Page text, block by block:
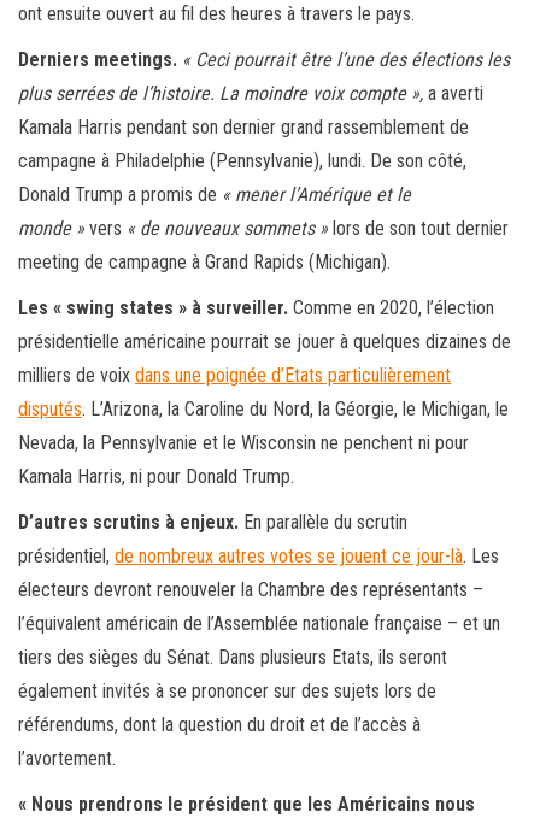
ont ensuite ouvert au fil des heures à travers le pays.
Derniers meetings. « Ceci pourrait être l’une des élections les
plus serrées de l’histoire. La moindre voix compte », a averti
Kamala Harris pendant son dernier grand rassemblement de
campagne à Philadelphie (Pennsylvanie), lundi. De son côté,
Donald Trump a promis de « mener l’Amérique et le
monde » vers « de nouveaux sommets » lors de son tout dernier
meeting de campagne à Grand Rapids (Michigan).
Les « swing states » à surveiller. Comme en 2020, l’élection
présidentielle américaine pourrait se jouer à quelques dizaines de
milliers de voix dans une poignée d’Etats particulièrement
disputés. L’Arizona, la Caroline du Nord, la Géorgie, le Michigan, le
Nevada, la Pennsylvanie et le Wisconsin ne penchent ni pour
Kamala Harris, ni pour Donald Trump.
D’autres scrutins à enjeux. En parallèle du scrutin
présidentiel, de nombreux autres votes se jouent ce jour-là. Les
électeurs devront renouveler la Chambre des représentants –
l’équivalent américain de l’Assemblée nationale française – et un
tiers des sièges du Sénat. Dans plusieurs Etats, ils seront
également invités à se prononcer sur des sujets lors de
référendums, dont la question du droit et de l’accès à
l’avortement.
« Nous prendrons le président que les Américains nous